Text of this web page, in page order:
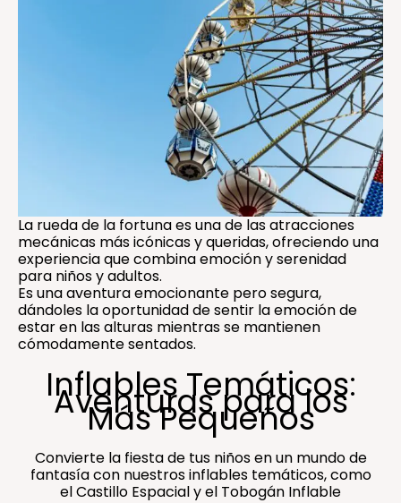
La rueda de la fortuna es una de las atracciones
mecánicas más icónicas y queridas, ofreciendo una
experiencia que combina emoción y serenidad
para niños y adultos.
Es una aventura emocionante pero segura,
dándoles la oportunidad de sentir la emoción de
estar en las alturas mientras se mantienen
cómodamente sentados.
Inflables Temáticos:
Aventuras para los
Más Pequeños
Convierte la fiesta de tus niños en un mundo de
fantasía con nuestros inflables temáticos, como
el Castillo Espacial y el Tobogán Inflable